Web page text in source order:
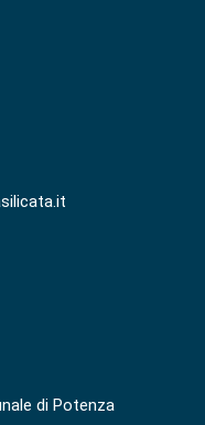
di Potenza